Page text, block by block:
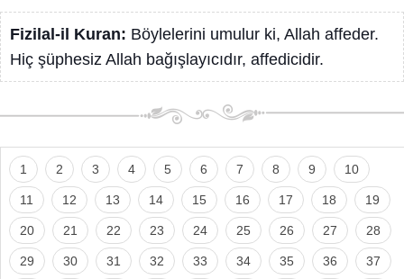
Fizilal-il Kuran: Böylelerini umulur ki, Allah affeder.
Hiç şüphesiz Allah bağışlayıcıdır, affedicidir.
1 2 3 4 5 6 7 8 9 10
11 12 13 14 15 16 17 18 19
20 21 22 23 24 25 26 27 28
29 30 31 32 33 34 35 36 37